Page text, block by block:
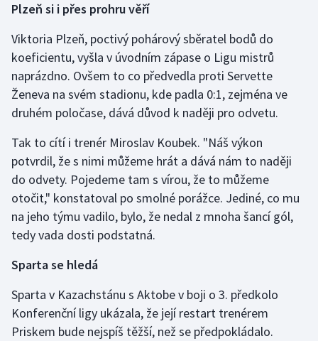
Golf
Gymnastika
Házená
Jezdectví
Krasobruslení
Lezení
Moderní pětiboj
Plzeň si i přes prohru věří
Viktoria Plzeň, poctivý pohárový sběratel bodů do
koeficientu, vyšla v úvodním zápase o Ligu mistrů
naprázdno. Ovšem to co předvedla proti Servette
Ženeva na svém stadionu, kde padla 0:1, zejména ve
druhém poločase, dává důvod k naději pro odvetu.
Tak to cítí i trenér Miroslav Koubek. "Náš výkon
potvrdil, že s nimi můžeme hrát a dává nám to naději
do odvety. Pojedeme tam s vírou, že to můžeme
otočit," konstatoval po smolné porážce. Jediné, co mu
na jeho týmu vadilo, bylo, že nedal z mnoha šancí gól,
tedy vada dosti podstatná.
Sparta se hledá
Sparta v Kazachstánu s Aktobe v boji o 3. předkolo
Konferenční ligy ukázala, že její restart trenérem
Priskem bude nejspíš těžší, než se předpokládalo.